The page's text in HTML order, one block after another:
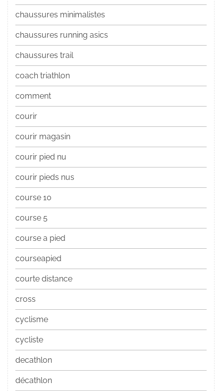
chaussures minimalistes
chaussures running asics
chaussures trail
coach triathlon
comment
courir
courir magasin
courir pied nu
courir pieds nus
course 10
course 5
course a pied
courseapied
courte distance
cross
cyclisme
cycliste
decathlon
décathlon